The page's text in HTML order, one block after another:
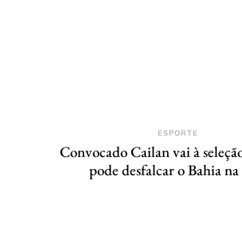
ESPORTE
Convocado Cailan vai à
pode desfalcar o Bahia na